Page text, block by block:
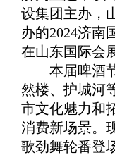
设集团主办，
办的2024济南
在山东国际会
本届啤酒节
然楼、护城河
市文化魅力和
消费新场景。
歌劲舞轮番登